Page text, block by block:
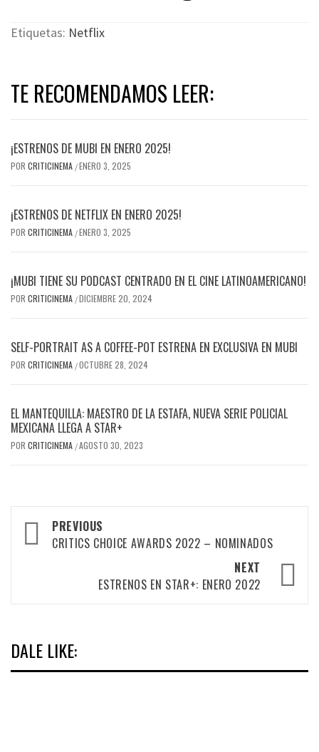
Etiquetas: Netflix
TE RECOMENDAMOS LEER:
¡ESTRENOS DE MUBI EN ENERO 2025!
POR CRITICINEMA /ENERO 3, 2025
¡ESTRENOS DE NETFLIX EN ENERO 2025!
POR CRITICINEMA /ENERO 3, 2025
¡MUBI TIENE SU PODCAST CENTRADO EN EL CINE LATINOAMERICANO!
POR CRITICINEMA /DICIEMBRE 20, 2024
SELF-PORTRAIT AS A COFFEE-POT ESTRENA EN EXCLUSIVA EN MUBI
POR CRITICINEMA /OCTUBRE 28, 2024
EL MANTEQUILLA: MAESTRO DE LA ESTAFA, NUEVA SERIE POLICIAL
MEXICANA LLEGA A STAR+
POR CRITICINEMA /AGOSTO 30, 2023
Post
navigation
PREVIOUS
CRITICS CHOICE AWARDS 2022 – NOMINADOS
NEXT
ESTRENOS EN STAR+: ENERO 2022
DALE LIKE: